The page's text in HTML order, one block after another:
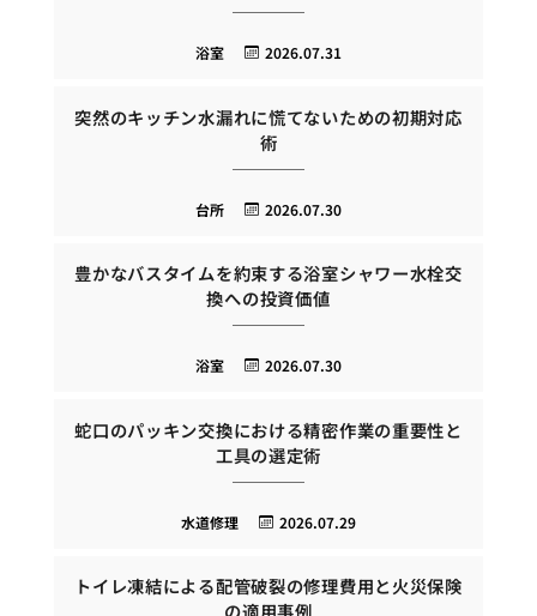
2026.07.31
浴室
突然のキッチン水漏れに慌てないための初期対応
術
2026.07.30
台所
豊かなバスタイムを約束する浴室シャワー水栓交
換への投資価値
2026.07.30
浴室
蛇口のパッキン交換における精密作業の重要性と
工具の選定術
2026.07.29
水道修理
トイレ凍結による配管破裂の修理費用と火災保険
の適用事例